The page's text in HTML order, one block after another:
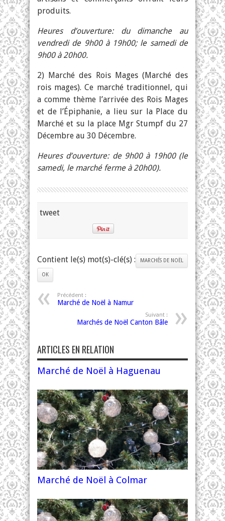
produits.
Heures d’ouverture: du dimanche au
vendredi de 9h00 à 19h00; le samedi de
9h00 à 20h00.
2) Marché des Rois Mages (Marché des
rois mages). Ce marché traditionnel, qui
a comme thème l’arrivée des Rois Mages
et de l’Épiphanie, a lieu sur la Place du
Marché et su la place Mgr Stumpf du 27
Décembre au 30 Décembre.
Heures d’ouverture: de 9h00 à 19h00 (le
samedi, le marché ferme à 20h00).
tweet
Contient le(s) mot(s)-clé(s) : MARCHÉS DE NOËL
OK
Précédent :
Marché de Noël à Namur
Suivant :
Marchés de Noël Canton Bâle
ARTICLES EN RELATION
Marché de Noël à Haguenau
Marché de Noël à Colmar